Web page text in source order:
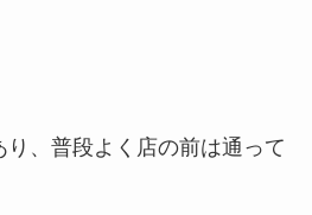
り、普段よく店の前は通って